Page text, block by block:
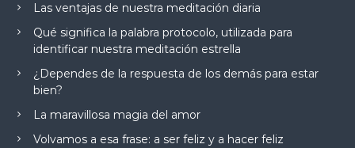
Las ventajas de nuestra meditación diaria
Qué significa la palabra protocolo, utilizada para
identificar nuestra meditación estrella
¿Dependes de la respuesta de los demás para estar
bien?
La maravillosa magia del amor
Volvamos a esa frase: a ser feliz y a hacer feliz